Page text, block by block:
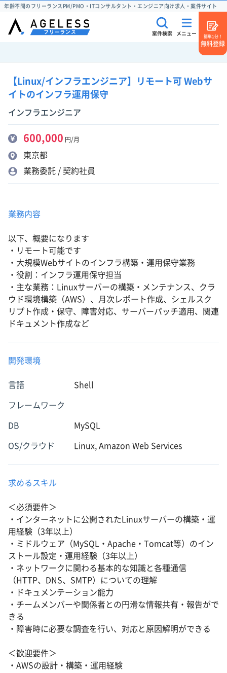
年齢不問のフリーランスPM/PMO・ITコンサルタント・エンジニア向け求人・案件サイト
案件検索 メニュー
簡単1分！
無料登録
【Linux/インフラエンジニア】リモート可 Webサ
イトのインフラ運用保守
インフラエンジニア
600,000 円/月
東京都
業務委託 / 契約社員
業務内容
以下、概要になります
・リモート可能です
・大規模Webサイトのインフラ構築・運用保守業務
・役割：インフラ運用保守担当
・主な業務：Linuxサーバーの構築・メンテナンス、クラ
ウド環境構築（AWS）、月次レポート作成、シェルスク
リプト作成・保守、障害対応、サーバーパッチ適用、関連
ドキュメント作成など
開発環境
言語 Shell
フレームワーク
DB MySQL
OS/クラウド Linux, Amazon Web Services
求めるスキル
＜必須要件＞
・インターネットに公開されたLinuxサーバーの構築・運
用経験（3年以上）
・ミドルウェア（MySQL・Apache・Tomcat等）のイン
ストール設定・運用経験（3年以上）
・ネットワークに関わる基本的な知識と各種通信
（HTTP、DNS、SMTP）についての理解
・ドキュメンテーション能力
・チームメンバーや関係者との円滑な情報共有・報告がで
きる
・障害時に必要な調査を行い、対応と原因解明ができる
＜歓迎要件＞
・AWSの設計・構築・運用経験